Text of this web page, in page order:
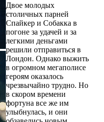
Двое молодых
столичных парней
Спайкер и Собакка в
погоне за удачей и за
легкими деньгами
решили отправиться в
Лондон. Однако выжить
в огромном мегаполисе
героям оказалось
чрезвычайно трудно. Но
в скором времени
фортуна все же им
улыбнулась, и они